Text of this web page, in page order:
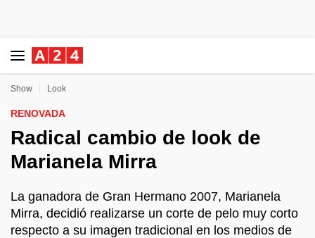
Show Look
RENOVADA
Radical cambio de look de
Marianela Mirra
La ganadora de Gran Hermano 2007, Marianela
Mirra, decidió realizarse un corte de pelo muy corto
respecto a su imagen tradicional en los medios de